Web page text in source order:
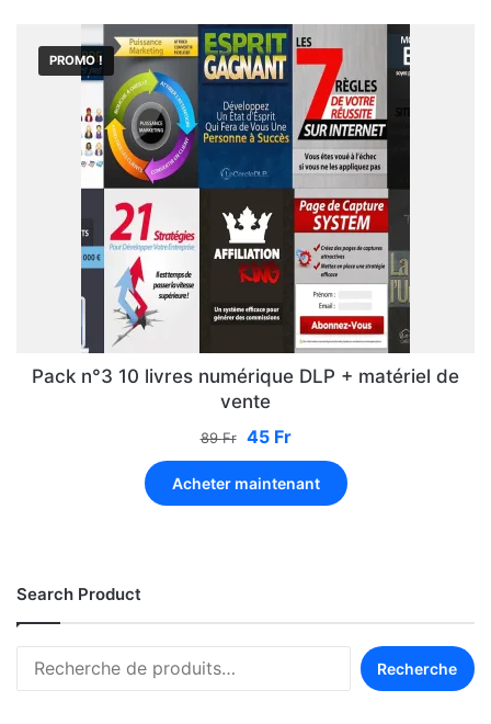
PROMO !
Pack n°3 10 livres numérique DLP + matériel de
vente
89Fr 45 Fr
Acheter maintenant
Search Product
Recherche